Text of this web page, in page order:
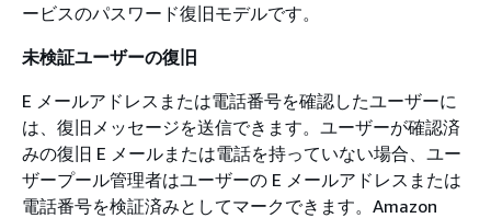
ービスのパスワード復旧モデルです。
未検証ユーザーの復旧
E メールアドレスまたは電話番号を確認したユーザーに
は、復旧メッセージを送信できます。ユーザーが確認済
みの復旧 E メールまたは電話を持っていない場合、ユー
ザープール管理者はユーザーの E メールアドレスまたは
電話番号を検証済みとしてマークできます。Amazon